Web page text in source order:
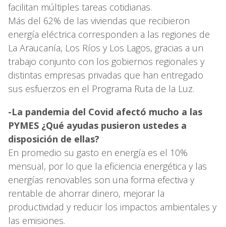
facilitan múltiples tareas cotidianas.
Más del 62% de las viviendas que recibieron
energía eléctrica corresponden a las regiones de
La Araucanía, Los Ríos y Los Lagos, gracias a un
trabajo conjunto con los gobiernos regionales y
distintas empresas privadas que han entregado
sus esfuerzos en el Programa Ruta de la Luz.
-La pandemia del Covid afectó mucho a las
PYMES ¿Qué ayudas pusieron ustedes a
disposición de ellas?
En promedio su gasto en energía es el 10%
mensual, por lo que la eficiencia energética y las
energías renovables son una forma efectiva y
rentable de ahorrar dinero, mejorar la
productividad y reducir los impactos ambientales y
las emisiones.